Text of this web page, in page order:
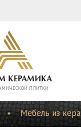
КЕРАМИКА
ПЛИТКИ
Мебель из